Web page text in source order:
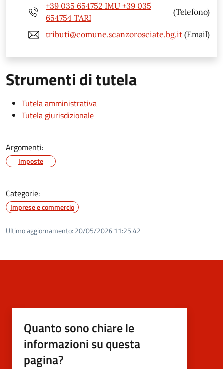
+39 035 654752 IMU +39 035
654754 TARI
(Telefono)
tributi@comune.scanzorosciate.bg.it (Email)
Strumenti di tutela
Tutela amministrativa
Tutela giurisdizionale
Argomenti:
Imposte
Categorie:
Imprese e commercio
Ultimo aggiornamento: 20/05/2026 11:25.42
Quanto sono chiare le
informazioni su questa
pagina?